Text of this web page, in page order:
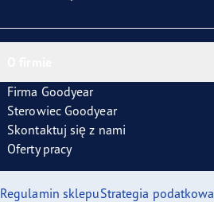
Firma Goodyear
Sterowiec Goodyear
Skontaktuj się z nami
Oferty pracy
Regulamin sklepuStrategia podatkowa